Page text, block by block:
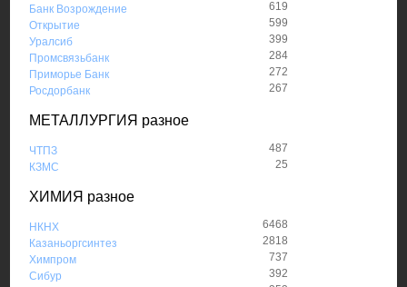
Банк Возрождение
619
Открытие
599
Уралсиб
399
Промсвязьбанк
284
Приморье Банк
272
Росдорбанк
267
МЕТАЛЛУРГИЯ разное
ЧТПЗ
487
КЗМС
25
ХИМИЯ разное
НКНХ
6468
Казаньоргсинтез
2818
Химпром
737
Сибур
392